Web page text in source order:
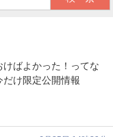
ばよかった！ってな
け限定公開情報